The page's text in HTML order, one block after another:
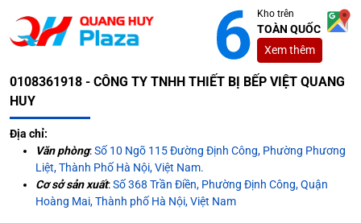
Kho trên
TOÀN QUỐC
Xem thêm
0108361918 - CÔNG TY TNHH THIẾT BỊ BẾP VIỆT QUANG
HUY
Địa chỉ:
Văn phòng:Số 10 Ngõ 115 Đường Định Công, Phường Phương
Liệt, Thành Phố Hà Nội, Việt Nam.
Cơ sở sản xuất:Số 368 Trần Điền, Phường Định Công, Quận
Hoàng Mai, Thành phố Hà Nội, Việt Nam